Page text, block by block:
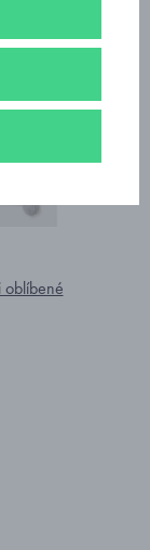
oblíbené